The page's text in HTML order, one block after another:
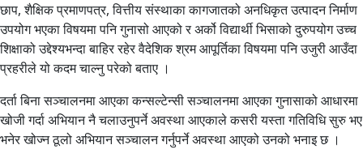
छाप, शैक्षिक प्रमाणपत्र, वित्तीय संस्थाका कागजातको अनधिकृत उत्पादन निर्माण
उपयोग भएका विषयमा पनि गुनासो आएको र अर्को विद्यार्थी भिसाको दुरुपयोग उच्च
शिक्षाको उद्देश्यभन्दा बाहिर रहेर वैदेशिक श्रम आपूर्तिका विषयमा पनि उजुरी आउँदा
प्रहरीले यो कदम चाल्नु परेको बताए ।
दर्ता बिना सञ्चालनमा आएका कन्सल्टेन्सी सञ्चालनमा आएका गुनासाको आधारमा
खोजी गर्दा अभियान नै चलाउनुपर्ने अवस्था आएकाले कसरी यस्ता गतिविधि सुरु भए
भनेर खोज्न ठूलो अभियान सञ्चालन गर्नुपर्ने अवस्था आएको उनको भनाइ छ ।